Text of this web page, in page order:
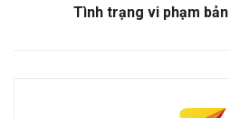
Tình trạng vi phạm